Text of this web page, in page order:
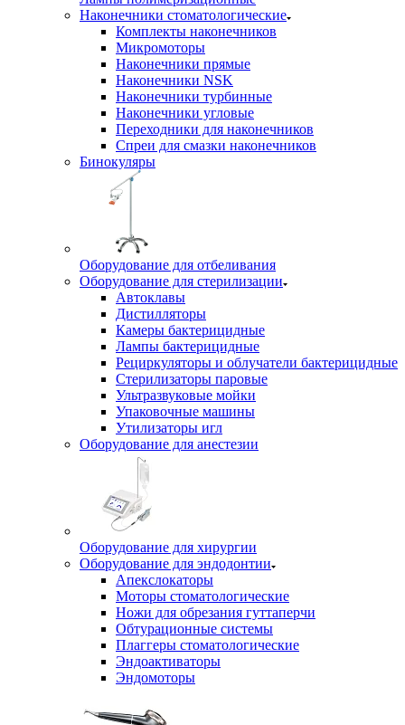
Наконечники стоматологические
Комплекты наконечников
Микромоторы
Наконечники прямые
Наконечники NSK
Наконечники турбинные
Наконечники угловые
Переходники для наконечников
Спреи для смазки наконечников
Бинокуляры
Оборудование для отбеливания
Оборудование для стерилизации
Автоклавы
Дистилляторы
Камеры бактерицидные
Лампы бактерицидные
Рециркуляторы и облучатели бактерицидные
Стерилизаторы паровые
Ультразвуковые мойки
Упаковочные машины
Утилизаторы игл
Оборудование для анестезии
Оборудование для хирургии
Оборудование для эндодонтии
Апекслокаторы
Моторы стоматологические
Ножи для обрезания гуттаперчи
Обтурационные системы
Плаггеры стоматологические
Эндоактиваторы
Эндомоторы